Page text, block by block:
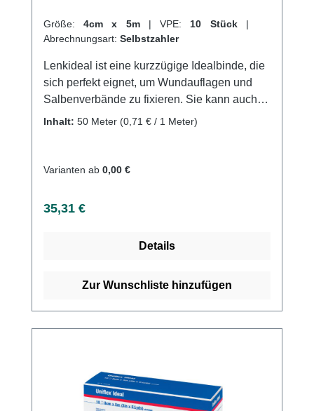
Größe: 4cm x 5m | VPE: 10 Stück |
Abrechnungsart: Selbstzahler
Lenkideal ist eine kurzzügige Idealbinde, die
sich perfekt eignet, um Wundauflagen und
Salbenverbände zu fixieren. Sie kann auch
zur Kompression der Extremitäten in der
Stützen und Entlasten bei Distorsionen und
entzündungen und zum Fixieren von
eine dauerelastische Binde, die der DIN-
strapazierfähiger und wirtschaftlicher ist. Sie
und hautsympathisch. Weitere Informationen
des Herstellers Kaufen Sie jetzt Lenkideal
online bei uns und profitieren Sie von
Inhalt: 50 Meter (0,71 € / 1 Meter)
Varianten ab 0,00 €
Regulärer Preis:
35,31 €
Details
Zur Wunschliste hinzufügen